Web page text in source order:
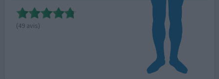
(49 avis)